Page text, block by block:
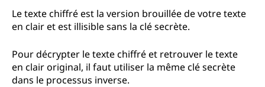
Le texte chiffré est la version brouillée de votre texte
en clair et est illisible sans la clé secrète.
Pour décrypter le texte chiffré et retrouver le texte
en clair original, il faut utiliser la même clé secrète
dans le processus inverse.